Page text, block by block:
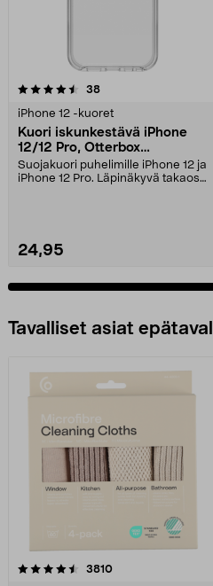
38arvostelut
iPhone 12 -kuoret
Kuori iskunkestävä iPhone
12/12 Pro, Otterbox
Symmetry
Suojakuori puhelimille iPhone 12 ja
iPhone 12 Pro. Läpinäkyvä takaosa
24,95
4.0 viidestä
Tavalliset asiat
3810arvostelut
4.5viidestä